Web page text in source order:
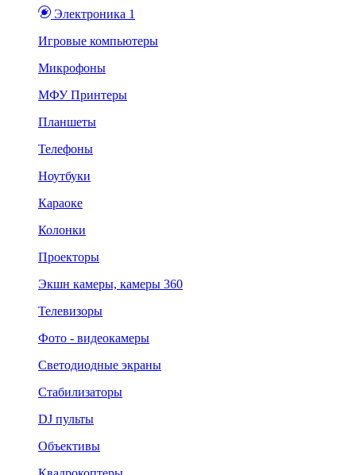
Электроника 1
Игровые компьютеры
Микрофоны
МФУ Принтеры
Планшеты
Телефоны
Ноутбуки
Караоке
Колонки
Проекторы
Экшн камеры, камеры 360
Телевизоры
Фото - видеокамеры
Светодиодные экраны
Стабилизаторы
DJ пульты
Объективы